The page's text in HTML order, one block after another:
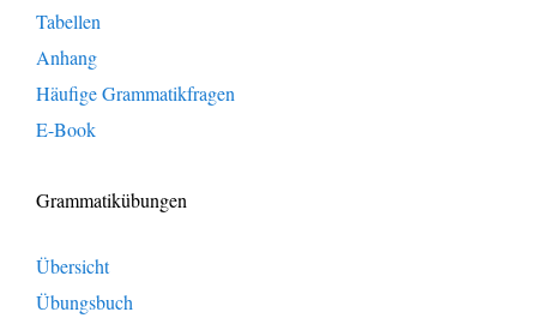
Tabellen
Anhang
Häufige Grammatikfragen
E-Book
Grammatikübungen
Übersicht
Übungsbuch